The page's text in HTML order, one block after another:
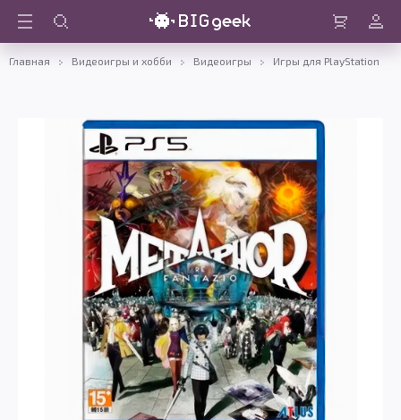
Войти
Главная Видеоигры и хобби Видеоигры Игры для PlayStation